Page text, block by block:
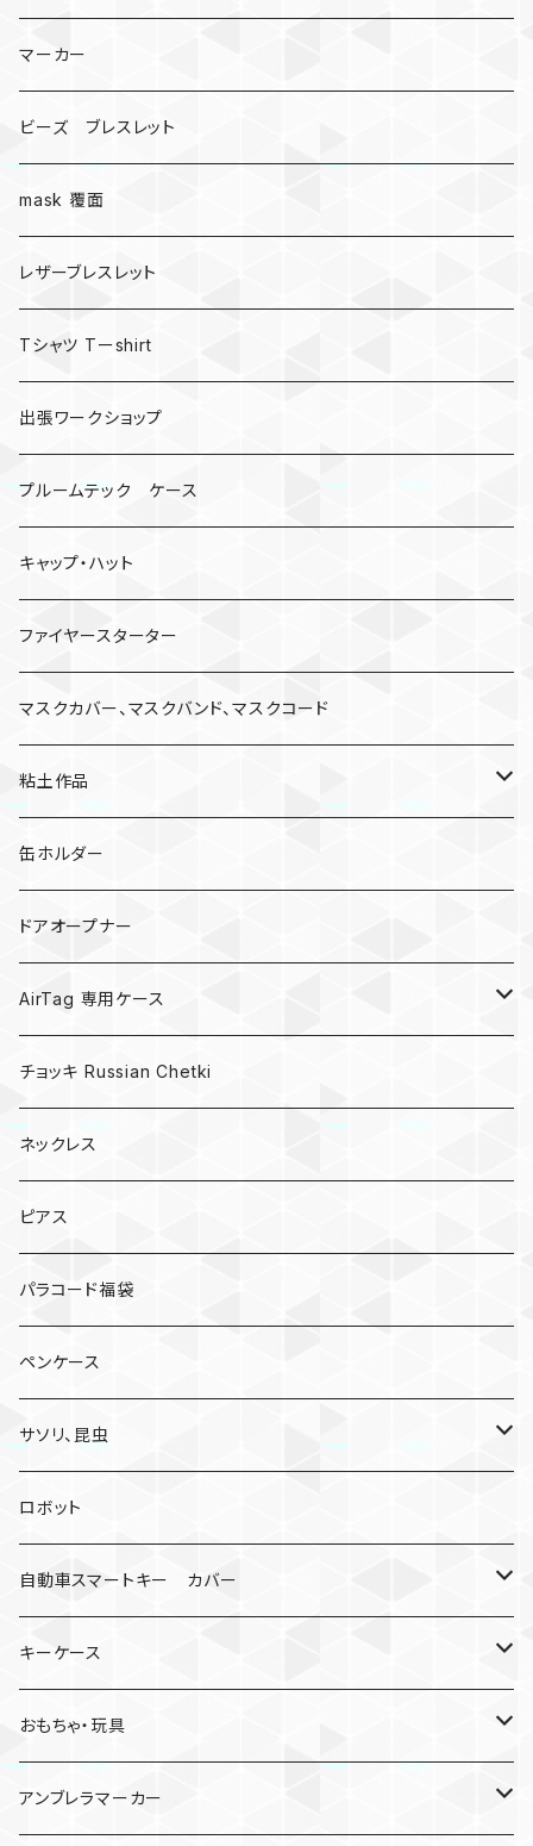
マーカー
ビーズ ブレスレット
mask 覆面
レザーブレスレット
Tシャツ Tーshirt
出張ワークショップ
プルームテック ケース
キャップ・ハット
ファイヤースターター
マスクカバー、マスクバンド、マスクコード
粘土作品
亀
キノコ
缶ホルダー
ドアオープナー
AirTag 専用ケース
AirTagキーリング
チョッキ Russian Chetki
ネックレス
ピアス
パラコード福袋
ペンケース
サソリ、昆虫
サソリ
クモ
ロボット
自動車スマートキー カバー
日産
キーケース
MDF材
おもちゃ・玩具
けん玉
アンブレラマーカー